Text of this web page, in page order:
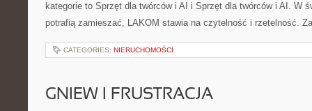
kategorie to Sprzęt dla twórców i AI i Sprzęt dla twórców i AI. W
potrafią zamieszać, LAKOM stawia na czytelność i rzetelność.
CATEGORIES: NIERUCHOMOŚCI
GNIEW I FRUSTRACJA